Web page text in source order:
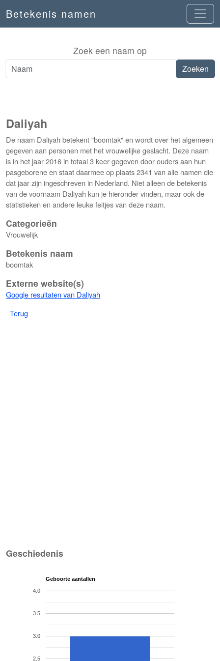
Betekenis namen
Zoek een naam op
Daliyah
De naam Daliyah betekent "boomtak" en wordt over het algemeen
gegeven aan personen met het vrouwelijke geslacht. Deze naam
is in het jaar 2016 in totaal 3 keer gegeven door ouders aan hun
pasgeborene en staat daarmee op plaats 2341 van alle namen die
dat jaar zijn ingeschreven in Nederland. Niet alleen de betekenis
van de voornaam Daliyah kun je hieronder vinden, maar ook de
statistieken en andere leuke feitjes van deze naam.
Categorieën
Vrouwelijk
Betekenis naam
boomtak
Externe website(s)
Google resultaten van Daliyah
Terug
Geschiedenis
Geboorte aantallen
2.5
3.0
3.5
4.0